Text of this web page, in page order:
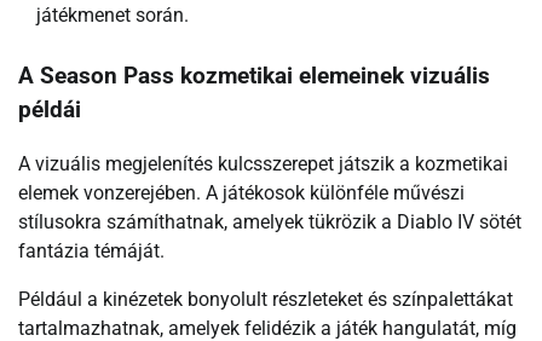
játékmenet során.
A Season Pass kozmetikai elemeinek vizuális
példái
A vizuális megjelenítés kulcsszerepet játszik a kozmetikai
elemek vonzerejében. A játékosok különféle művészi
stílusokra számíthatnak, amelyek tükrözik a Diablo IV sötét
fantázia témáját.
Például a kinézetek bonyolult részleteket és színpalettákat
tartalmazhatnak, amelyek felidézik a játék hangulatát, míg